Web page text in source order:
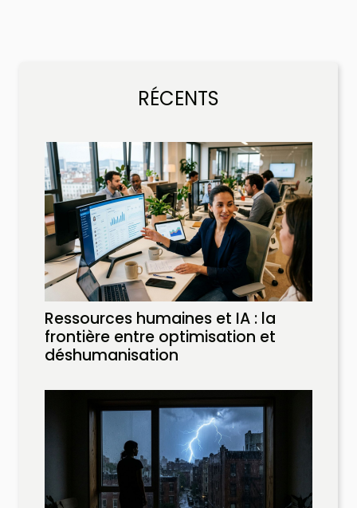
RÉCENTS
Ressources humaines et IA : la
frontière entre optimisation et
déshumanisation